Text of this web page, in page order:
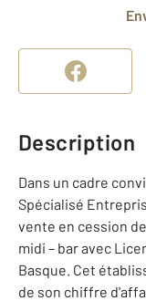
Description
Dans un cadre
Spécialisé
vente en cession
midi – bar avec
Basque. Cet
de son chiffre